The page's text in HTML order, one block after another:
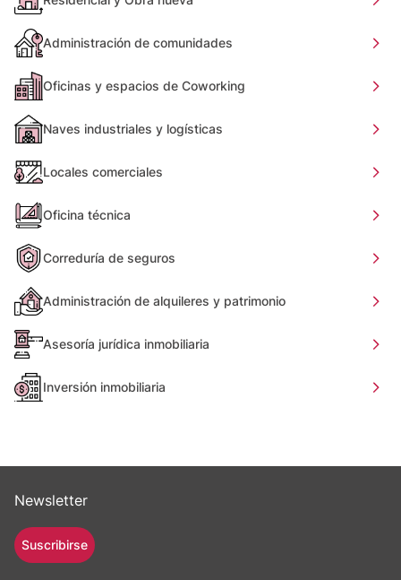
Administración de comunidades
Oficinas y espacios de Coworking
Naves industriales y logísticas
Locales comerciales
Oficina técnica
Correduría de seguros
Administración de alquileres y patrimonio
Asesoría jurídica inmobiliaria
Inversión inmobiliaria
Newsletter
Suscribirse